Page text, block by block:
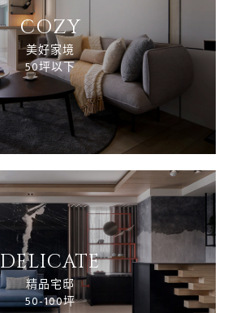
COZY
美好家境
50坪以下
DELICATE
精品宅邸
50-100坪